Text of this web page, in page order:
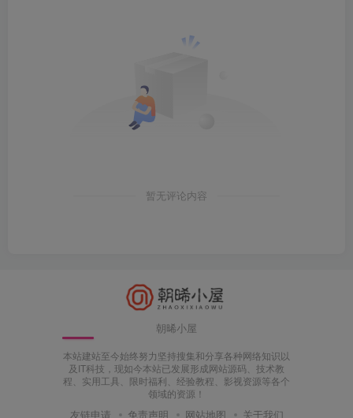
暂无评论内容
朝晞小屋
本站建站至今始终努力坚持搜集和分享各种网络知识以
及IT科技，现如今本站已发展形成网站源码、技术教
程、实用工具、限时福利、经验教程、影视资源等各个
领域的资源！
友链申请 免责声明 网站地图 关于我们